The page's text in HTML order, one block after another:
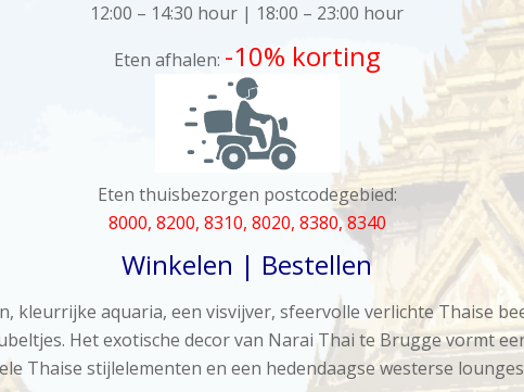
12:00 – 14:30 hour | 18:00 – 23:00 hour
Eten afhalen: -10% korting
Eten thuisbezorgen postcodegebied:
8000, 8200, 8310, 8020, 8380, 8340
Winkelen | Bestellen
kleurrijke aquaria, een visvijver, sfeervolle verlichte Thaise
Het exotische decor van Narai Thai te Brugge vormt
Thaise stijlelementen en een hedendaagse westerse